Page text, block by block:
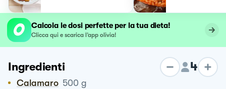
Calcola le dosi perfette per la tua dieta!
Clicca qui e scarica l’app olivia!
Ingredienti 4
Calamaro 500 g